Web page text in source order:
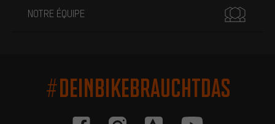
NOTRE ÉQUIPE
#DEINBIKEBRAUCHTDAS